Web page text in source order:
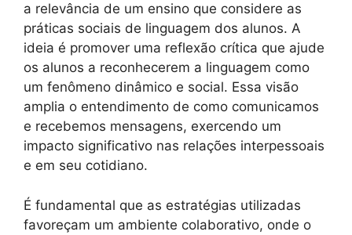
a relevância de um ensino que considere as
práticas sociais de linguagem dos alunos. A
ideia é promover uma reflexão crítica que ajude
os alunos a reconhecerem a linguagem como
um fenômeno dinâmico e social. Essa visão
amplia o entendimento de como comunicamos
e recebemos mensagens, exercendo um
impacto significativo nas relações interpessoais
e em seu cotidiano.
É fundamental que as estratégias utilizadas
favoreçam um ambiente colaborativo, onde o